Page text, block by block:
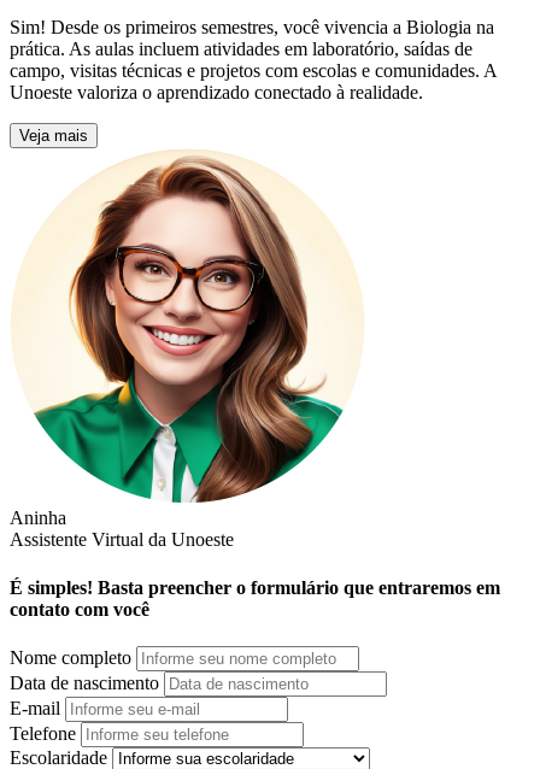
Sim! Desde os primeiros semestres, você vivencia a Biologia na
prática. As aulas incluem atividades em laboratório, saídas de
campo, visitas técnicas e projetos com escolas e comunidades. A
Unoeste valoriza o aprendizado conectado à realidade.
Veja mais
Aninha
Assistente Virtual da Unoeste
É simples! Basta preencher o formulário que entraremos em
contato com você
Nome completo
Data de nascimento
E-mail
Telefone
Escolaridade